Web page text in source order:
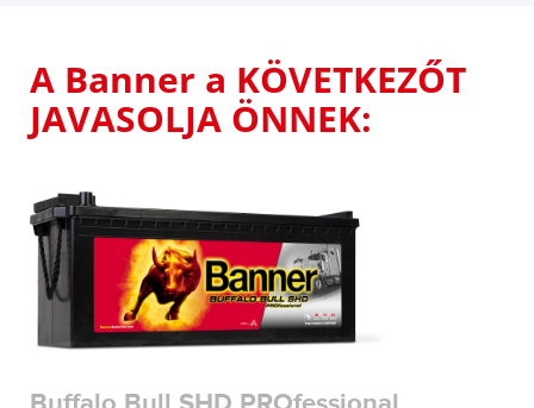
A Banner a KÖVETKEZŐT
JAVASOLJA ÖNNEK: